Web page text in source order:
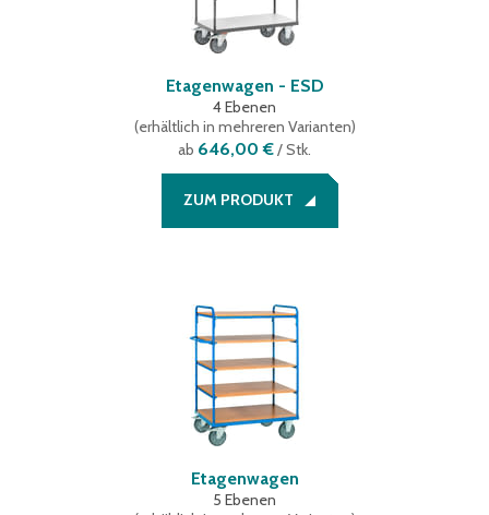
Etagenwagen - ESD
4 Ebenen
(erhältlich in mehreren Varianten)
ab 646,00 €/ Stk.
ZUM PRODUKT
Etagenwagen
5 Ebenen